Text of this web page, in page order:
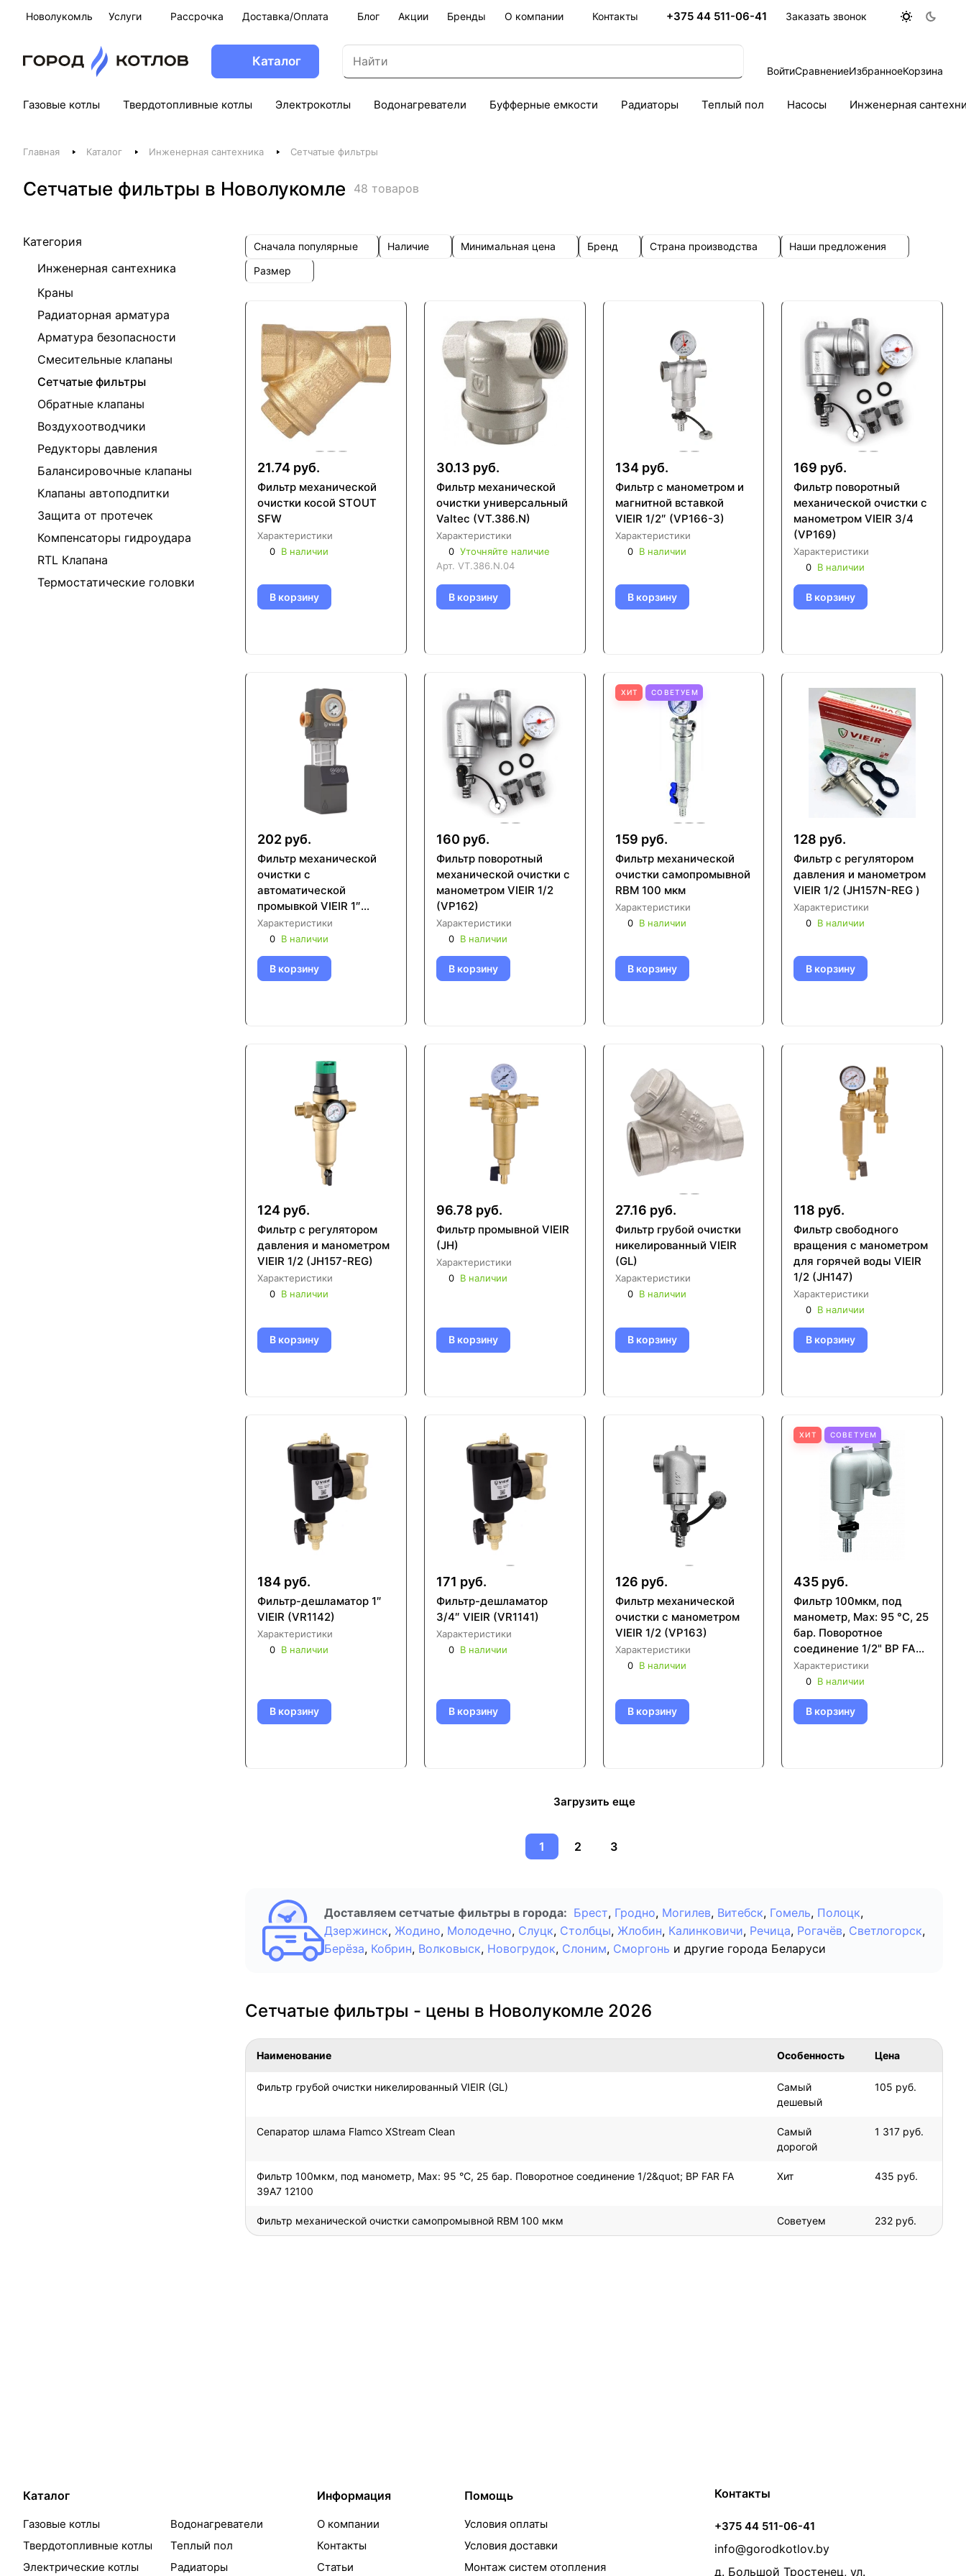
Новолукомль Услуги Рассрочка Доставка/Оплата Блог Акции Бренды О компании Контакты +375 44 511-06-41 Заказать звонок
Каталог
ВойтиСравнениеИзбранноеКорзина
Газовые котлы Твердотопливные котлы Электрокотлы Водонагреватели Буфферные емкости Радиаторы Теплый пол Насосы Инженерная
Главная Каталог Инженерная сантехника Сетчатые фильтры
Сетчатые фильтры в Новолукомле 48 товаров
Категория
Инженерная сантехника
Краны
Радиаторная арматура
Арматура безопасности
Смесительные клапаны
Сетчатые фильтры
Обратные клапаны
Воздухоотводчики
Редукторы давления
Балансировочные клапаны
Клапаны автоподпитки
Защита от протечек
Компенсаторы гидроудара
RTL Клапана
Термостатические головки
Сначала популярные Наличие Минимальная цена Бренд Страна производства
Наши предложения
Размер
21.74 руб.
Фильтр механической
очистки косой STOUT
SFW
Характеристики
0 В наличии
В корзину
30.13 руб.
Фильтр механической
очистки универсальный
Valtec (VT.386.N)
Характеристики
0 Уточняйте наличие
Арт. VT.386.N.04
В корзину
134 руб.
Фильтр с манометром и
магнитной вставкой
VIEIR 1/2″ (VP166-3)
Характеристики
0 В наличии
В корзину
169 руб.
Фильтр поворотный
механической очистки с
манометром VIEIR 3/4
(VP169)
Характеристики
0 В наличии
В корзину
202 руб.
Фильтр механической
очистки с
автоматической
промывкой VIEIR 1″
(VR256)
Характеристики
0 В наличии
В корзину
160 руб.
Фильтр поворотный
механической очистки с
манометром VIEIR 1/2
(VP162)
Характеристики
0 В наличии
В корзину
ХИТ СОВЕТУЕМ
159 руб.
Фильтр механической
очистки самопромывной
RBM 100 мкм
Характеристики
0 В наличии
В корзину
128 руб.
Фильтр с регулятором
давления и манометром
VIEIR 1/2 (JH157N-REG )
Характеристики
0 В наличии
В корзину
124 руб.
Фильтр с регулятором
давления и манометром
VIEIR 1/2 (JH157-REG)
Характеристики
0 В наличии
В корзину
96.78 руб.
Фильтр промывной VIEIR
(JH)
Характеристики
0 В наличии
В корзину
27.16 руб.
Фильтр грубой очистки
никелированный VIEIR
(GL)
Характеристики
0 В наличии
В корзину
118 руб.
Фильтр свободного
вращения с манометром
для горячей воды VIEIR
1/2 (JH147)
Характеристики
0 В наличии
В корзину
184 руб.
Фильтр-дешламатор 1″
VIEIR (VR1142)
Характеристики
0 В наличии
В корзину
171 руб.
Фильтр-дешламатор
3/4″ VIEIR (VR1141)
Характеристики
0 В наличии
В корзину
126 руб.
Фильтр механической
очистки с манометром
VIEIR 1/2 (VP163)
Характеристики
0 В наличии
В корзину
ХИТ СОВЕТУЕМ
435 руб.
Фильтр 100мкм, под
манометр, Max: 95 °C, 25
бар. Поворотное
соединение 1/2" ВР FAR
FA 39A7 12100
Характеристики
0 В наличии
В корзину
Загрузить еще
1 2 3
Доставляем сетчатые фильтры в города: Брест, Гродно, Могилев, Витебск, Гомель, Полоцк,
Дзержинск, Жодино, Молодечно, Слуцк, Столбцы, Жлобин, Калинковичи, Речица, Рогачёв, Светлогорск,
Берёза, Кобрин, Волковыск, Новогрудок, Слоним, Сморгонь и другие города Беларуси
Сетчатые фильтры - цены в Новолукомле 2026
Наименование Особенность Цена
Фильтр грубой очистки никелированный VIEIR (GL)
Самый
дешевый
105 руб.
Сепаратор шлама Flamco XStream Clean
Самый
дорогой
1 317 руб.
Фильтр 100мкм, под манометр, Max: 95 °C, 25 бар. Поворотное соединение 1/2&quot; ВР FAR FA
39A7 12100
Хит 435 руб.
Фильтр механической очистки самопромывной RBM 100 мкм Советуем 232 руб.
Каталог
Газовые котлы
Твердотопливные котлы
Электрические котлы
Водонагреватели
Теплый пол
Радиаторы
Информация
О компании
Контакты
Статьи
Помощь
Условия оплаты
Условия доставки
Монтаж систем отопления
Контакты
+375 44 511-06-41
info@gorodkotlov.by
д. Большой Тростенец, ул.